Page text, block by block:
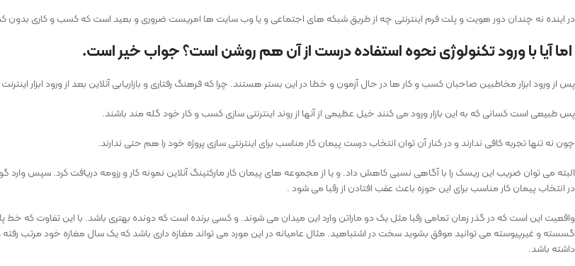
در اینده نه چندان دور هویت و پلت فرم اینترنتی چه از طریق شبکه های اجتماعی و یا وب سایت ها امریست ضروری و بعید است که کسب و کاری بدون کمک
اما آیا با ورود تکنولوژی نحوه استفاده درست از آن هم روشن است؟ جواب خیر است.
پس از ورود ابزار مخاطبین صاحبان کسب و کار ها در حال آزمون و خطا در این بستر هستند. چرا که فرهنگ رفتاری و بازاریابی آنلاین بعد از ورود ابزار
پس طبیعی است کسانی که به این بازار ورود می کنند خیل عظیمی از آنها از روند اینترنتی سازی کسب و کار خود گله مند باشند.
چون نه تنها تجربه کافی ندارند و در کنار آن توان انتخاب درست پیمان کار مناسب برای اینترنتی سازی پروژه خود را هم حتی ندارند.
البته می توان ضریب این ریسک را با آگاهی نسبی کاهش داد. و یا از مجموعه های پیمان کار مارکتینگ آنلاین نمونه کار و رزومه دریافت کرد. سپس وارد
در انتخاب پیمان کار مناسب برای این حوزه باعث عقب افتادن از رقبا می شود .
واقعیت این است که در گذر زمان تمامی رقبا مثل یک دو ماراتن وارد این میدان می شوند. و کسی برنده است که دونده بهتری باشد. با این تفاوت که خط
گسسته و غیرپیوسته می توانید موفق بشوید سخت در اشتباهید. مثال عامیانه در این مورد می تواند مغازه داری باشد که یک سال مغازه خود مرتب
داشته باشد.